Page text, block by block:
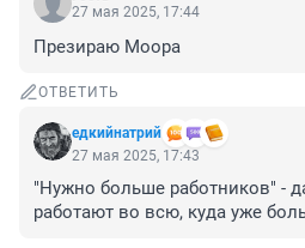
27 мая 2025, 17:44
Презираю Моора
ОТВЕТИТЬ
едкийнатрий
27 мая 2025, 17:43
"Нужно больше работников" -
работают во всю, куда уже